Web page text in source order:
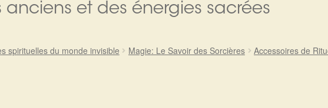
et des énergies sacrées
spirituelles du monde invisible Magie: Le Savoir des Sorcières
Accessoires de